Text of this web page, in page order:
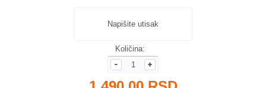
Napišite utisak
Količina: